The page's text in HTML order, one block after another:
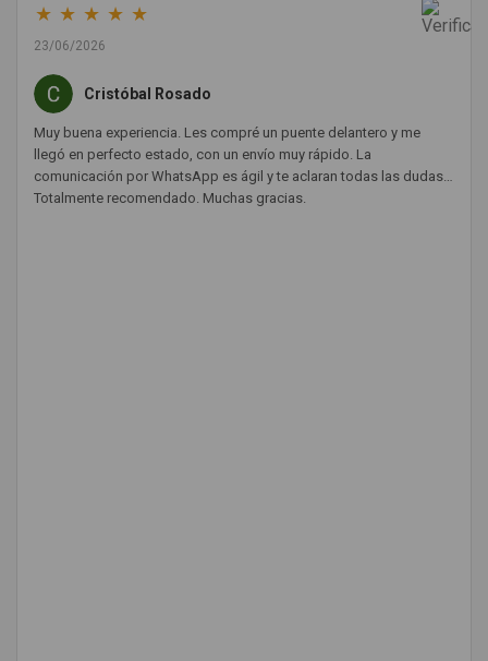
★ ★ ★ ★ ★
23/06/2026
Cristóbal Rosado
Muy buena experiencia. Les compré un puente delantero y me
llegó en perfecto estado, con un envío muy rápido. La
comunicación por WhatsApp es ágil y te aclaran todas las dudas.
Totalmente recomendado. Muchas gracias.